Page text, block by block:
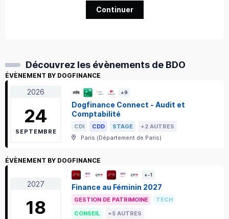
Continuer
Découvrez les évènements de BDO
ÉVÈNEMENT BY DOGFINANCE
2026
24
SEPTEMBRE
+9
Dogfinance Connect - Audit et
Comptabilité
CDI CDD STAGE
+2 AUTRES
Paris (Département de Paris)
ÉVÈNEMENT BY DOGFINANCE
2027
18
+-1
Finance au Féminin 2027
GESTION DE PATRIMOINE
TECH
CONSEIL
+5 AUTRES